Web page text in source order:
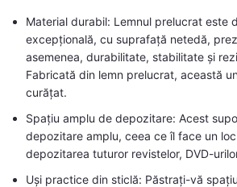
Material durabil: Lemnul prelucrat este
excepțională, cu suprafață netedă,
asemenea, durabilitate, stabilitate și
Fabricată din lemn prelucrat, această
curățat.
Spațiu amplu de depozitare: Acest
depozitare amplu, ceea ce îl face un
depozitarea tuturor revistelor, DVD-
Uși practice din sticlă: Păstrați-vă